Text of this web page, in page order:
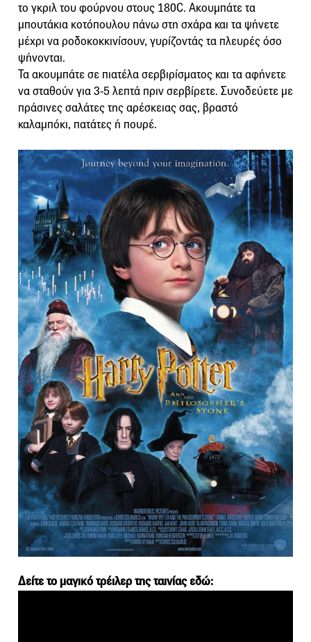
το γκριλ του φούρνου στους 180C. Ακουμπάτε τα
μπουτάκια κοτόπουλου πάνω στη σχάρα και τα ψήνετε
μέχρι να ροδοκοκκινίσουν, γυρίζοντάς τα πλευρές όσο
ψήνονται.
Τα ακουμπάτε σε πιατέλα σερβιρίσματος και τα αφήνετε
να σταθούν για 3-5 λεπτά πριν σερβίρετε. Συνοδεύετε με
πράσινες σαλάτες της αρέσκειας σας, βραστό
καλαμπόκι, πατάτες ή πουρέ.
Δείτε το μαγικό τρέιλερ της ταινίας εδώ: